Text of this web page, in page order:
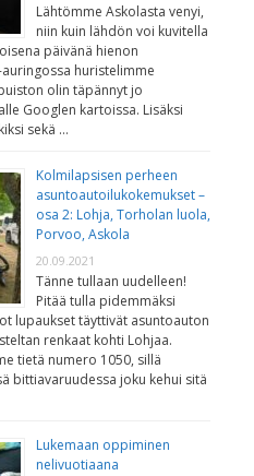
Lähtömme Askolasta venyi,
niin kuin lähdön voi kuvitella
päivänä hienon
huristelimme
olin täpännyt jo
Googlen kartoissa. Lisäksi
sekä …
Kolmilapsisen perheen
asuntoautoilukokemukset –
osa 2: Lohja, Torholan luola,
Porvoo, Askola
20.09.2021
Tänne tullaan uudelleen!
Pitää tulla pidemmäksi
lupaukset täyttivät asuntoauton
renkaat kohti Lohjaa.
tietä numero 1050, sillä
bittiavaruudessa joku kehui sitä
Lukemaan oppiminen
nelivuotiaana